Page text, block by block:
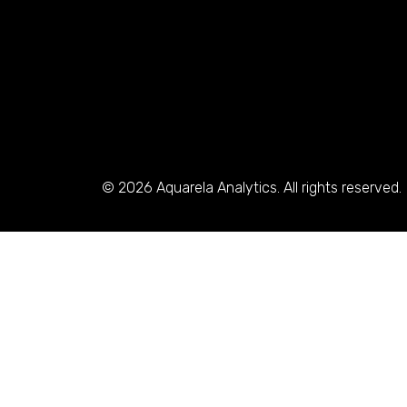
© 2026 Aquarela Analytics. All rights reserved.